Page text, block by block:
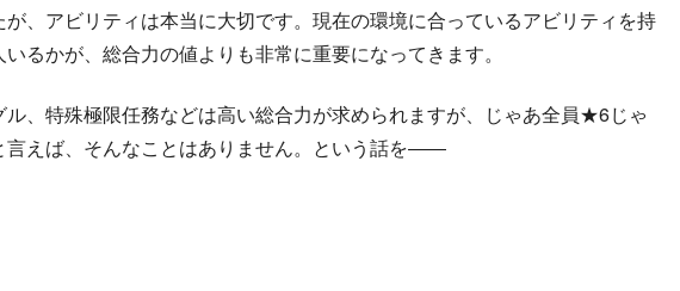
、アビリティは本当に大切です。現在の環境に合っているアビリティを持
るかが、総合力の値よりも非常に重要になってきます。
、特殊極限任務などは高い総合力が求められますが、じゃあ全員★6じゃ
言えば、そんなことはありません。という話を――